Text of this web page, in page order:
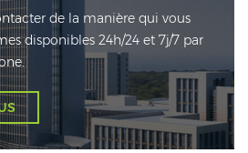
de la manière qui vous
disponibles 24h/24 et 7j/7 par